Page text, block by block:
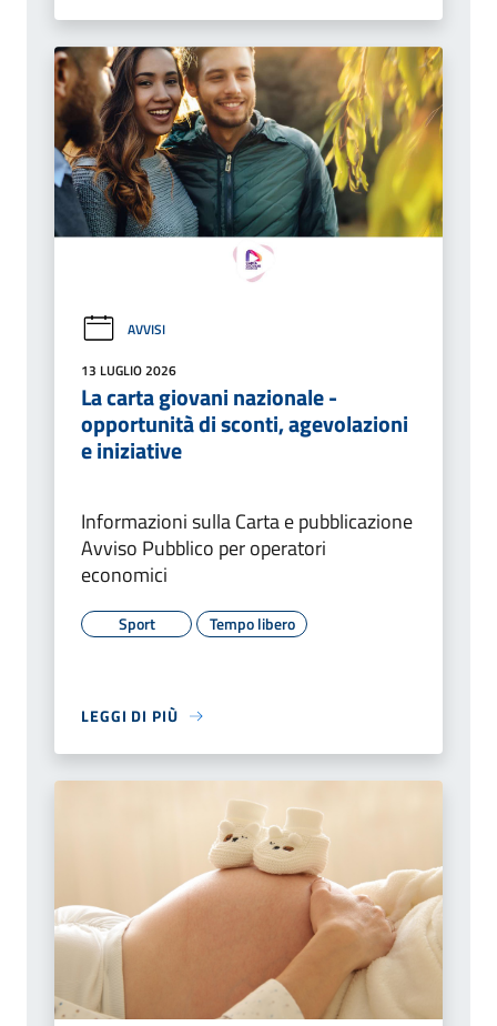
AVVISI
13 LUGLIO 2026
La carta giovani nazionale -
opportunità di sconti, agevolazioni
e iniziative
Informazioni sulla Carta e pubblicazione
Avviso Pubblico per operatori
economici
Sport Tempo libero
LEGGI DI PIÙ